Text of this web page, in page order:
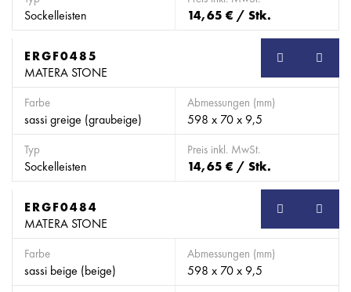
Sockelleisten 14,65 € / Stk.
SB
ERGF0485
MATERA STONE
Farbe
sassi greige (graubeige)
Abmessungen (mm)
598 x 70 x 9,5
Typ
Sockelleisten
Preis inkl. MwSt.
14,65 € / Stk.
SB
ERGF0484
MATERA STONE
Farbe
sassi beige (beige)
Abmessungen (mm)
598 x 70 x 9,5